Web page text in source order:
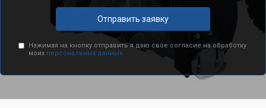
Отправить заявку
Нажимая на кнопку отправить я даю свое согласие на обработку
моих персональных данных.